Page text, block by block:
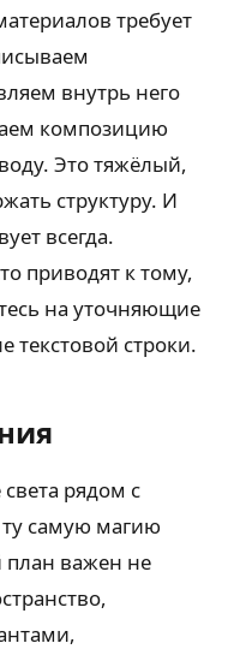
требует
внутрь него
композицию
Это тяжёлый,
структуру. И
всегда.
приводят к тому,
на уточняющие
текстовой строки.
рядом с
самую магию
план важен не